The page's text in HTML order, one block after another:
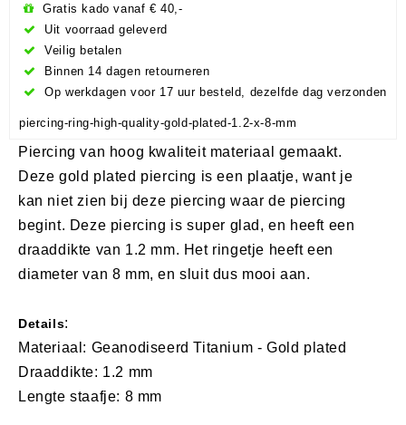
Gratis kado vanaf € 40,-
Uit voorraad geleverd
Veilig betalen
Binnen 14 dagen retourneren
Op werkdagen voor 17 uur besteld, dezelfde dag verzonden
piercing-ring-high-quality-gold-plated-1.2-x-8-mm
Piercing van hoog kwaliteit materiaal gemaakt.
Deze gold plated piercing is een plaatje, want je
kan niet zien bij deze piercing waar de piercing
begint. Deze piercing is super glad, en heeft een
draaddikte van 1.2 mm. Het ringetje heeft een
diameter van 8 mm, en sluit dus mooi aan.
Details:
Materiaal: Geanodiseerd Titanium - Gold plated
Draaddikte: 1.2 mm
Lengte staafje: 8 mm